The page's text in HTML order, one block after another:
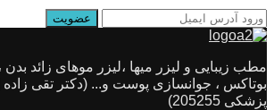
مطب زیبایی و لیزر میها ،لیزر موهای زائد
بوتاکس ، جوانسازی پوست و... (دکتر تقی
پزشکی 205255)